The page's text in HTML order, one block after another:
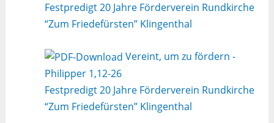
Festpredigt 20 Jahre Förderverein Rundkirche
“Zum Friedefürsten” Klingenthal
Vereint, um zu fördern -
Philipper 1,12-26
Festpredigt 20 Jahre Förderverein Rundkirche
“Zum Friedefürsten” Klingenthal